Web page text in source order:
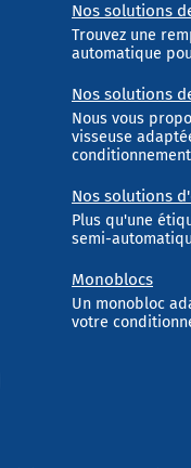
Nos solutions
Trouvez une
automatique
Nos solutions
Nous vous
visseuse
conditionnement
Nos solutions
Plus qu'une
semi-
Monoblocs
Un monobloc
votre